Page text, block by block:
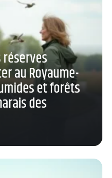
réserves
au Royaume-
et forêts
des